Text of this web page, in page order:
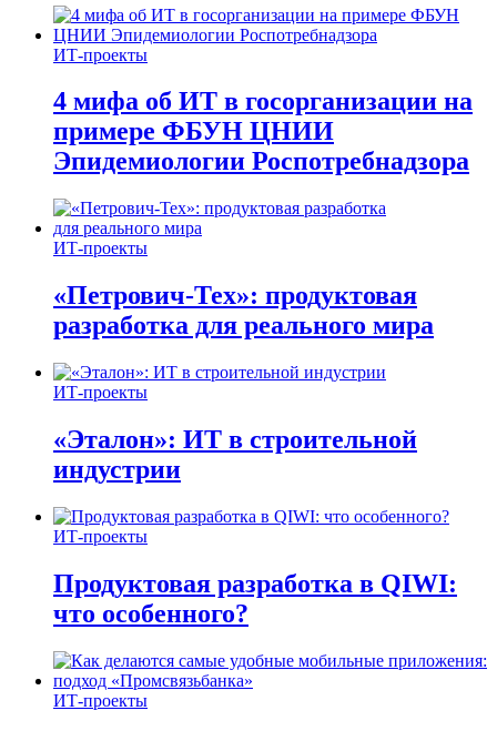
ИТ-проекты
4 мифа об ИТ в госорганизации на
примере ФБУН ЦНИИ
Эпидемиологии Роспотребнадзора
ИТ-проекты
«Петрович-Тех»: продуктовая
разработка для реального мира
ИТ-проекты
«Эталон»: ИТ в строительной
индустрии
ИТ-проекты
Продуктовая разработка в QIWI:
что особенного?
ИТ-проекты